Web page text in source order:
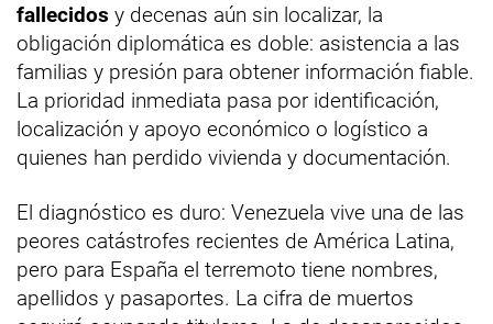
fallecidos y decenas aún sin localizar, la
obligación diplomática es doble: asistencia a las
familias y presión para obtener información fiable.
La prioridad inmediata pasa por identificación,
localización y apoyo económico o logístico a
quienes han perdido vivienda y documentación.
El diagnóstico es duro: Venezuela vive una de las
peores catástrofes recientes de América Latina,
pero para España el terremoto tiene nombres,
apellidos y pasaportes. La cifra de muertos